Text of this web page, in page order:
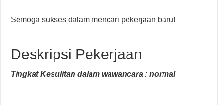
Semoga sukses dalam mencari pekerjaan baru!
Deskripsi Pekerjaan
Tingkat Kesulitan dalam wawancara : normal